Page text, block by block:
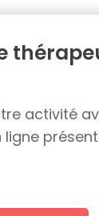
activité